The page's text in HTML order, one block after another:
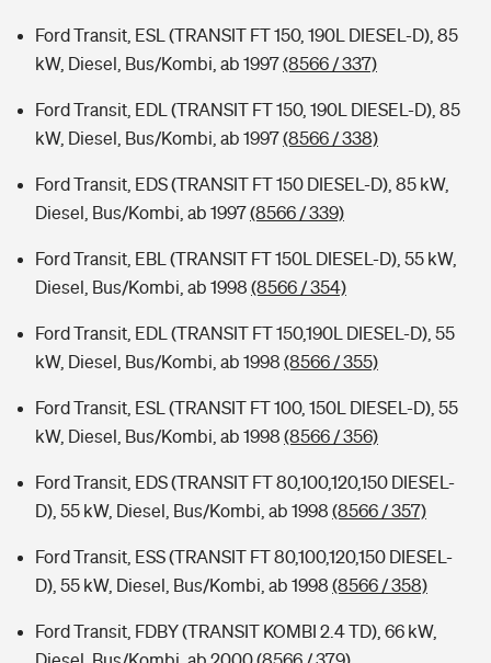
Ford Transit, ESL (TRANSIT FT 150, 190L DIESEL-D), 85
kW, Diesel, Bus/Kombi, ab 1997(8566 / 337)
Ford Transit, EDL (TRANSIT FT 150, 190L DIESEL-D), 85
kW, Diesel, Bus/Kombi, ab 1997(8566 / 338)
Ford Transit, EDS (TRANSIT FT 150 DIESEL-D), 85 kW,
Diesel, Bus/Kombi, ab 1997(8566 / 339)
Ford Transit, EBL (TRANSIT FT 150L DIESEL-D), 55 kW,
Diesel, Bus/Kombi, ab 1998 (8566 / 354)
Ford Transit, EDL (TRANSIT FT 150,190L DIESEL-D), 55
kW, Diesel, Bus/Kombi, ab 1998 (8566 / 355)
Ford Transit, ESL (TRANSIT FT 100, 150L DIESEL-D), 55
kW, Diesel, Bus/Kombi, ab 1998 (8566 / 356)
Ford Transit, EDS (TRANSIT FT 80,100,120,150 DIESEL-
D), 55 kW, Diesel, Bus/Kombi, ab 1998 (8566 / 357)
Ford Transit, ESS (TRANSIT FT 80,100,120,150 DIESEL-
D), 55 kW, Diesel, Bus/Kombi, ab 1998 (8566 / 358)
Ford Transit, FDBY (TRANSIT KOMBI 2.4 TD), 66 kW,